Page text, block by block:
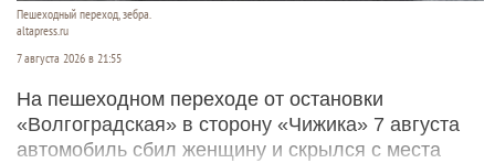
Пешеходный переход, зебра.
altapress.ru
7 августа 2026 в 21:55
На пешеходном переходе от остановки
«Волгоградская» в сторону «Чижика» 7 августа
автомобиль сбил женщину и скрылся с места